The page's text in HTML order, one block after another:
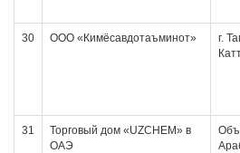
30 ООО «Кимёсавдотаъминот»
г.
31
Торговый дом «UZCHEM» в
ОАЭ